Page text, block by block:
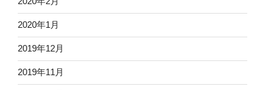
2020年1月
2019年12月
2019年11月